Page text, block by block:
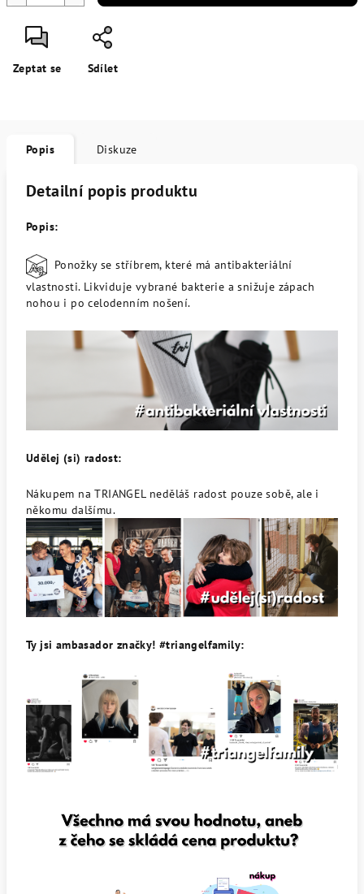
Zeptat se Sdílet
Popis Diskuze
Detailní popis produktu
Popis:
Ponožky se stříbrem, které má antibakteriální
vlastnosti. Likviduje vybrané bakterie a snižuje zápach
nohou i po celodenním nošení.
Udělej (si) radost:
Nákupem na TRIANGEL neděláš radost pouze sobě, ale i
někomu dalšímu.
Ty jsi ambasador značky! #triangelfamily: